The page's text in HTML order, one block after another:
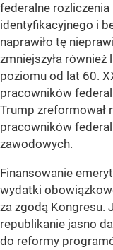
federalne rozliczenia
identyfikacyjnego i
naprawiło tę
zmniejszyła
poziomu od lat 60.
pracowników
Trump zreformował
pracowników
zawodowych.
Finansowanie
wydatki
za zgodą Kongresu.
republikanie jasno
do reformy